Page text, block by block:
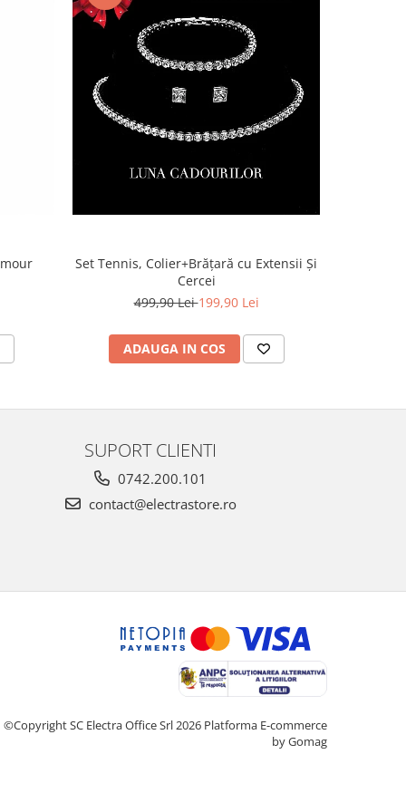
Set Tennis, Colier+Brățară cu Extensii Și
Cercei
499,90 Lei199,90 Lei
ADAUGA IN COS
SUPORT CLIENTI
0742.200.101
contact@electrastore.ro
©Copyright SC Electra Office Srl 2026 Platforma E-commerce
by Gomag